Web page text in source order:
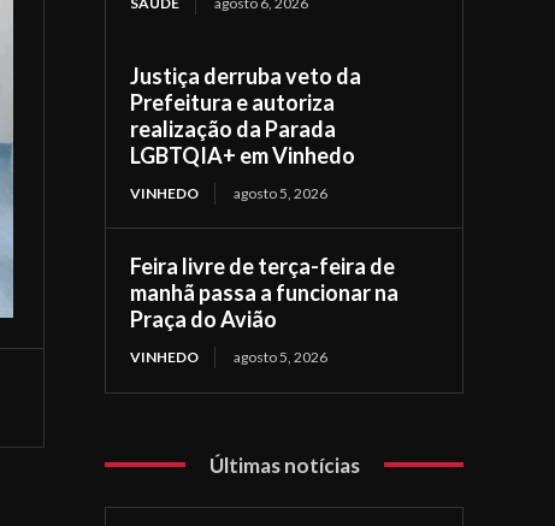
Justiça derruba veto da
Prefeitura e autoriza
realização da Parada
LGBTQIA+ em Vinhedo
VINHEDO agosto 5, 2026
Feira livre de terça-feira de
manhã passa a funcionar na
Praça do Avião
VINHEDO agosto 5, 2026
Últimas notícias